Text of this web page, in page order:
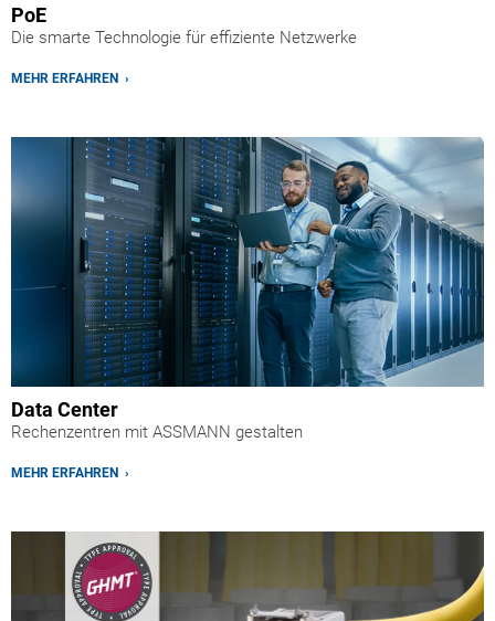
PoE
Die smarte Technologie für effiziente Netzwerke
MEHR ERFAHREN ›
Data Center
Rechenzentren mit ASSMANN gestalten
MEHR ERFAHREN ›